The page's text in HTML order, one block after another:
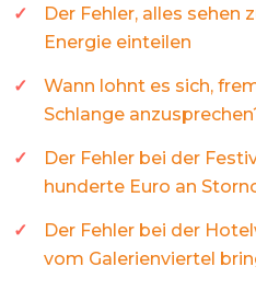
Der Fehler, alles sehen
Energie einteilen
Wann lohnt es sich,
Schlange
Der Fehler bei der
hunderte Euro an
Der Fehler bei der
vom Galerienviertel